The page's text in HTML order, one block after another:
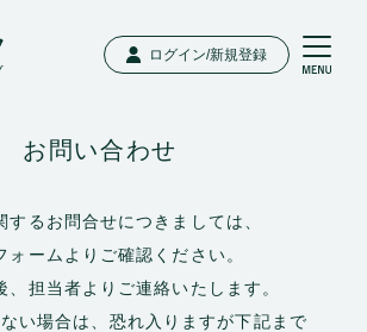
ログイン/新規登録
お問い合わせ
するお問合せにつきましては、
ォームよりご確認ください。
、担当者よりご連絡いたします。
い場合は、恐れ入りますが下記まで